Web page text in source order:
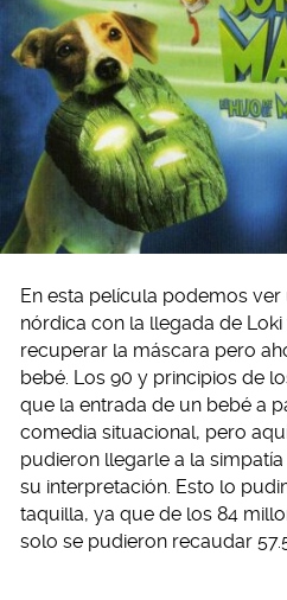
En esta película podemos
nórdica con la llegada de
recuperar la máscara pero
bebé. Los 90 y principios de
que la entrada de un bebé a
comedia situacional, pero
pudieron llegarle a la
su interpretación. Esto lo
taquilla, ya que de los 84
solo se pudieron recaudar